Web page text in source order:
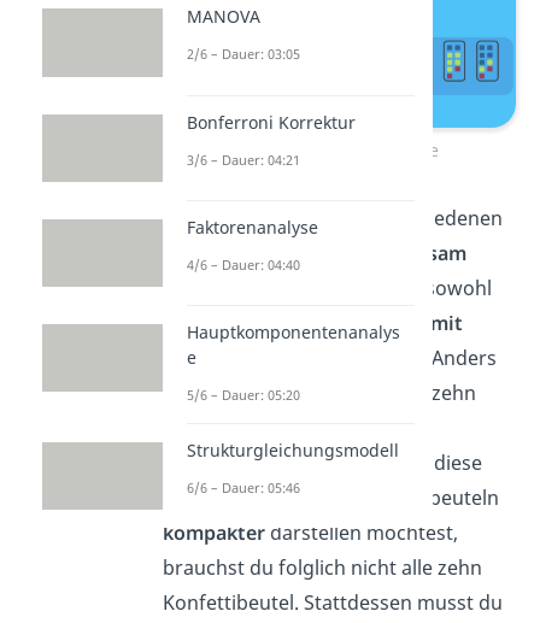
Beispiel Faktorenanalyse
Nun ist es so, dass die verschiedenen
Konfettibeutel etwas
gemeinsam
haben, nämlich, dass sie alle sowohl
mitrotem, gelbem und auch mit
blauem Konfetti
befüllt sind. Anders
ausgedrückt enthalten deine zehn
Informationen. Wenn du nun diese
Information aus den Konfettibeuteln
kompakterdarstellen möchtest,
brauchst du folglich nicht alle zehn
Konfettibeutel. Stattdessen musst du
MANOVA
2/6 – Dauer: 03:05
Bonferroni Korrektur
3/6 – Dauer: 04:21
Faktorenanalyse
4/6 – Dauer: 04:40
Hauptkomponentenanalys
e
5/6 – Dauer: 05:20
Strukturgleichungsmodell
6/6 – Dauer: 05:46